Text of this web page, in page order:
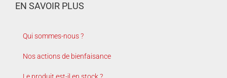
EN SAVOIR PLUS
Qui sommes-nous ?
Nos actions de bienfaisance